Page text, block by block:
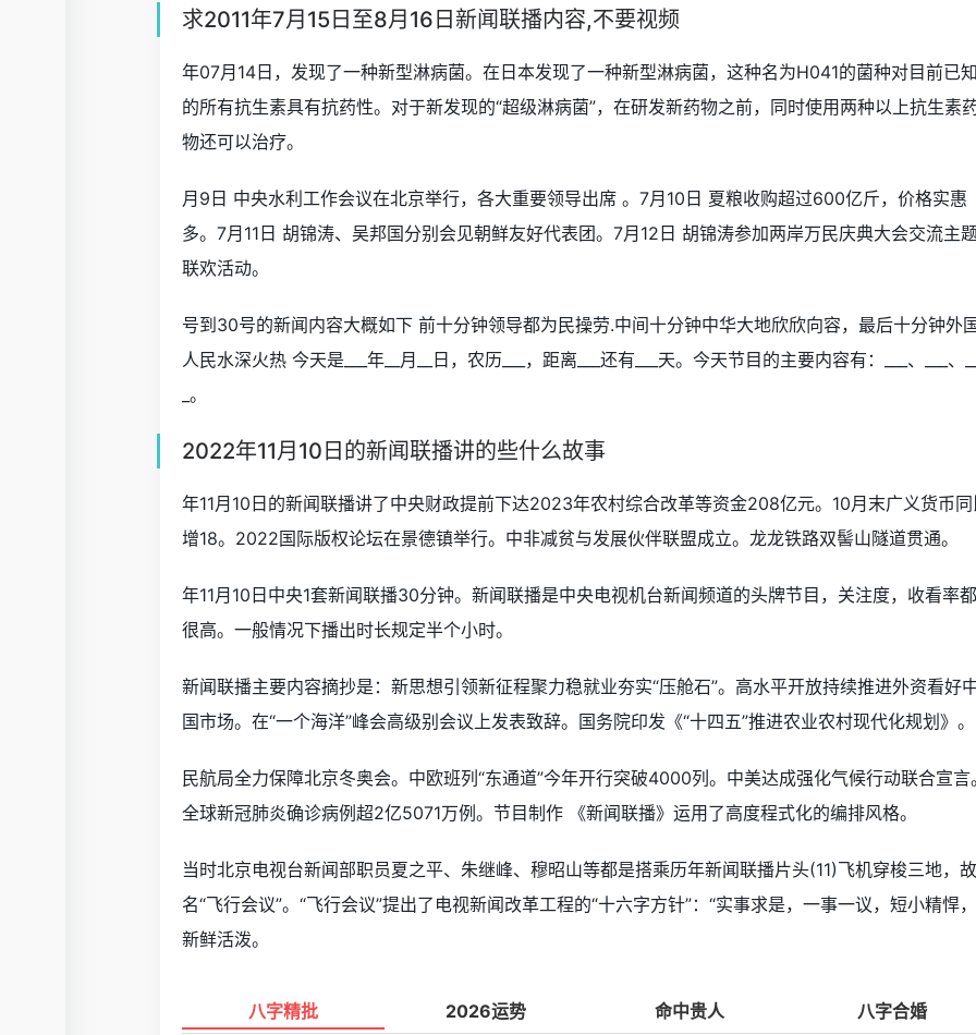
求2011年7月15日至8月16日新闻联播内容,不要视频
年07月14日，发现了一种新型淋病菌。在日本发现了一种新型淋病菌，这种名为H041的菌种对目前已知
的所有抗生素具有抗药性。对于新发现的“超级淋病菌”，在研发新药物之前，同时使用两种以上抗生素
物还可以治疗。
月9日 中央水利工作会议在北京举行，各大重要领导出席 。7月10日 夏粮收购超过600亿斤，价格实惠
多。7月11日 胡锦涛、吴邦国分别会见朝鲜友好代表团。7月12日 胡锦涛参加两岸万民庆典大会交流主
联欢活动。
号到30号的新闻内容大概如下 前十分钟领导都为民操劳.中间十分钟中华大地欣欣向容，最后十分钟外
人民水深火热 今天是___年__月__日，农历___，距离___还有___天。今天节目的主要内容有：___、___、__
_。
2022年11月10日的新闻联播讲的些什么故事
年11月10日的新闻联播讲了中央财政提前下达2023年农村综合改革等资金208亿元。10月末广义货币同
增18。2022国际版权论坛在景德镇举行。中非减贫与发展伙伴联盟成立。龙龙铁路双髻山隧道贯通。
年11月10日中央1套新闻联播30分钟。新闻联播是中央电视机台新闻频道的头牌节目，关注度，收看率都
很高。一般情况下播出时长规定半个小时。
新闻联播主要内容摘抄是：新思想引领新征程聚力稳就业夯实“压舱石”。高水平开放持续推进外资看好
国市场。在“一个海洋”峰会高级别会议上发表致辞。国务院印发《“十四五”推进农业农村现代化规划》。
民航局全力保障北京冬奥会。中欧班列“东通道”今年开行突破4000列。中美达成强化气候行动联合宣言。
全球新冠肺炎确诊病例超2亿5071万例。节目制作 《新闻联播》运用了高度程式化的编排风格。
当时北京电视台新闻部职员夏之平、朱继峰、穆昭山等都是搭乘历年新闻联播片头(11)飞机穿梭三地，故
名“飞行会议”。“飞行会议”提出了电视新闻改革工程的“十六字方针”：“实事求是，一事一议，短小精悍，
新鲜活泼。
八字精批 2026运势 命中贵人 八字合婚